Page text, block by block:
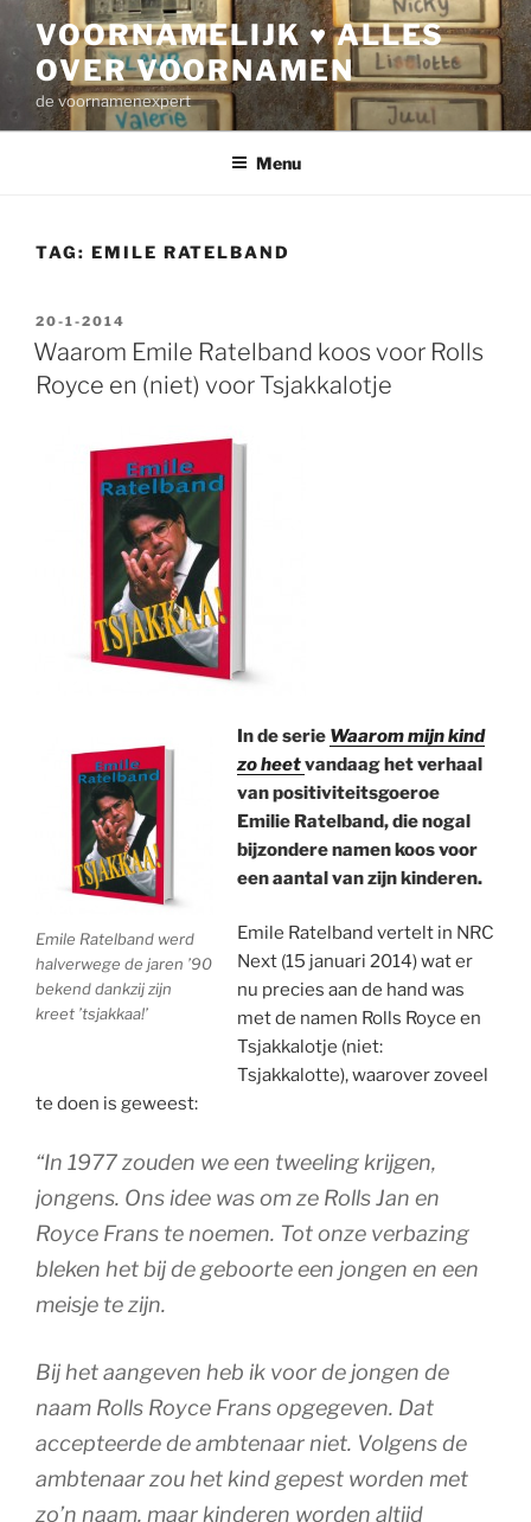
inhoud
VOORNAMELIJK ♥ ALLES
OVER VOORNAMEN
de voornamenexpert
Menu
TAG: EMILE RATELBAND
GEPLAATST
OP
20-1-2014
Waarom Emile Ratelband koos voor Rolls
Royce en (niet) voor Tsjakkalotje
Emile Ratelband werd
halverwege de jaren ’90
bekend dankzij zijn
kreet ’tsjakkaa!’
In de serie Waarom mijn kind
zo heetvandaag het verhaal
van positiviteitsgoeroe
Emilie Ratelband, die nogal
bijzondere namen koos voor
een aantal van zijn kinderen.
Emile Ratelband vertelt in NRC
Next (15 januari 2014) wat er
nu precies aan de hand was
met de namen Rolls Royce en
Tsjakkalotje (niet:
Tsjakkalotte), waarover zoveel
te doen is geweest:
“In 1977 zouden we een tweeling krijgen,
jongens. Ons idee was om ze Rolls Jan en
Royce Frans te noemen. Tot onze verbazing
bleken het bij de geboorte een jongen en een
meisje te zijn.
Bij het aangeven heb ik voor de jongen de
naam Rolls Royce Frans opgegeven. Dat
accepteerde de ambtenaar niet. Volgens de
ambtenaar zou het kind gepest worden met
zo’n naam, maar kinderen worden altijd